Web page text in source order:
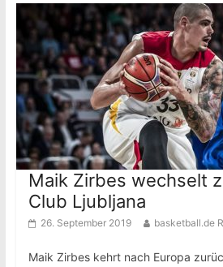
Maik Zirbes wechselt
Club Ljubljana
26. September 2019 basketball.de
Maik Zirbes kehrt nach Europa